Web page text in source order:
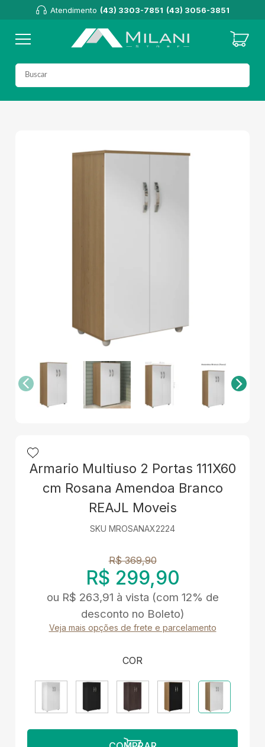
Atendimento (43) 3303-7851 (43) 3056-3851
Armario Multiuso 2 Portas 111X60
cm Rosana Amendoa Branco
REAJL Moveis
SKU MROSANAX2224
R$ 369,90
R$ 299,90
ou R$ 263,91 à vista (com 12% de
desconto no Boleto)
Veja mais opções de frete e parcelamento
COR